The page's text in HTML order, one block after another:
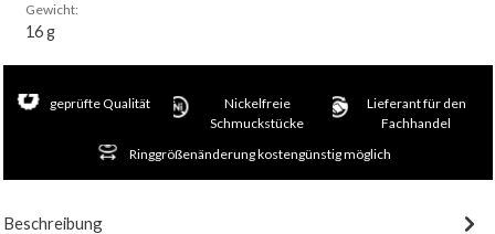
Gewicht:
16 g
geprüfte Qualität
Nickelfreie
Schmuckstücke
Lieferant für den
Fachhandel
Ringgrößenänderung kostengünstig möglich
Beschreibung